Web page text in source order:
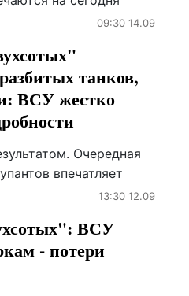
09:30 14.09
танков,
ВСУ жестко
Очередная
впечатляет
13:30 12.09
ВСУ
- потери